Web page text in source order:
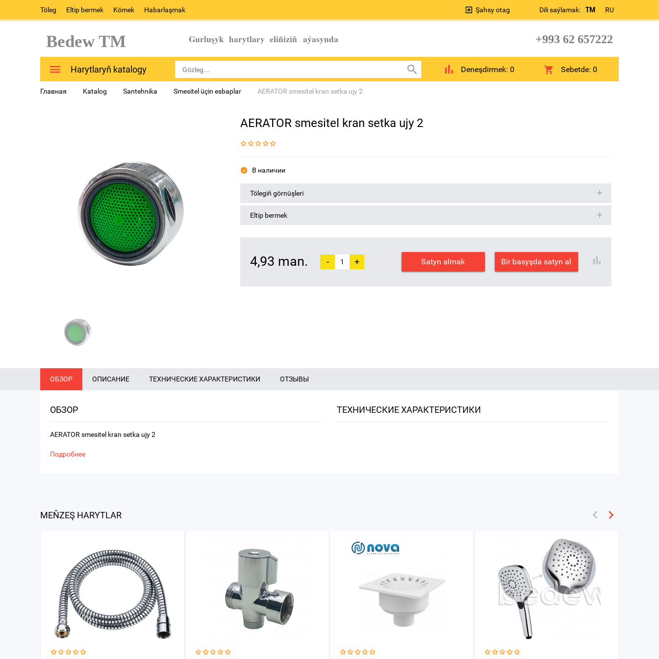
Töleg Eltip bermek Kömek Habarlaşmak Dili saýlamak: TM RU
Şahsy otag
Bedew TM Gurluşyk harytlary eliňiziň aýasynda +993 62 657222
Harytlaryň katalogy Deneşdirmek: 0 Sebetde:0
Главная Katalog Santehnika Smesitel üçin esbaplar AERATOR smesitel kran setka ujy 2
AERATOR smesitel kran setka ujy 2
В наличии
Tölegiň görnüşleri
Eltip bermek
4,93 man. - + Satyn almak Bir basyşda satyn al
ОБЗОР ОПИСАНИЕ ТЕХНИЧЕСКИЕ ХАРАКТЕРИСТИКИ ОТЗЫВЫ
ОБЗОР
AERATOR smesitel kran setka ujy 2
Подробнее
ТЕХНИЧЕСКИЕ ХАРАКТЕРИСТИКИ
MEŇZEŞ HARYTLAR